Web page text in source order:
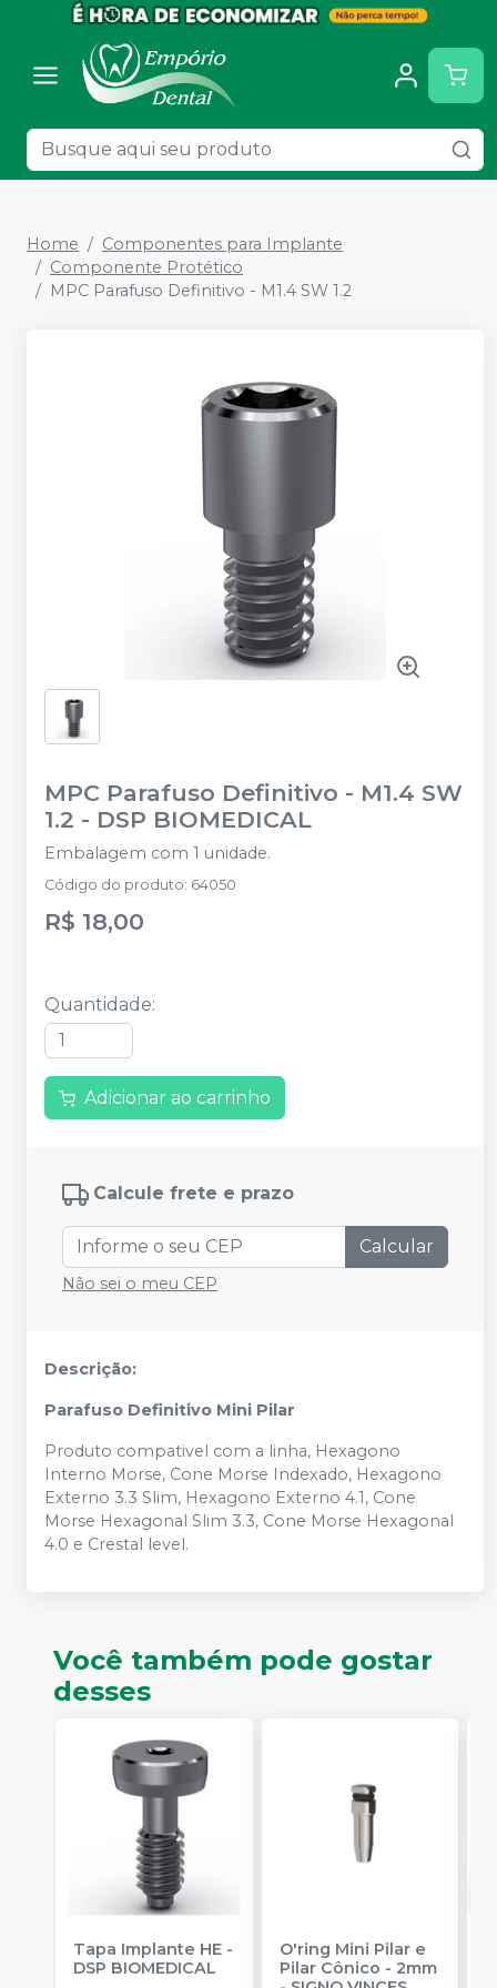
Home
Componentes para Implante
Componente Protético
MPC Parafuso Definitivo - M1.4 SW 1.2
MPC Parafuso Definitivo - M1.4 SW
1.2 - DSP BIOMEDICAL
Embalagem com 1 unidade.
Código do produto: 64050
R$ 18,00
Quantidade:
Adicionar ao carrinho
Calcule frete e prazo
Calcular
Não sei o meu CEP
Descrição:
Parafuso Definitivo Mini Pilar
Produto compativel com a linha, Hexagono
Interno Morse, Cone Morse Indexado, Hexagono
Externo 3.3 Slim, Hexagono Externo 4.1, Cone
Morse Hexagonal Slim 3.3, Cone Morse Hexagonal
4.0 e Crestal level.
Você também pode gostar
desses
Tapa Implante HE -
DSP BIOMEDICAL
O'ring Mini Pilar e
Pilar Cônico - 2mm